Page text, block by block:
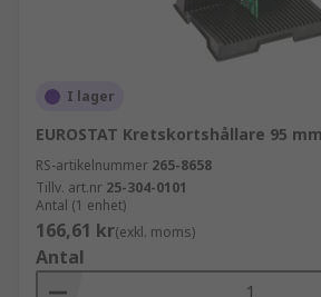
I lager
EUROSTAT Kretskortshållare 95
RS-artikelnummer 265-8658
Tillv. art.nr 25-304-0101
Antal (1 enhet)
166,61 kr(exkl. moms)
Antal